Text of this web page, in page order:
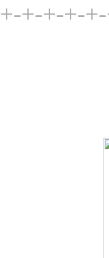
+-+-+-+-